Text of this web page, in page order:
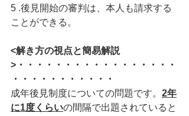
5 .後見開始の審判は、本人も請求する
ことができる。
<解き方の視点と簡易解説
>・・・・・・・・・・・・・・・・・
・・・・・・・・・・・
成年後見制度についての問題です。 2年
に1度くらいの間隔で出題されていると